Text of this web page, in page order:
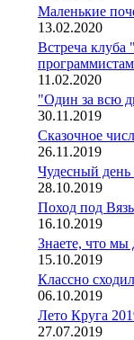
Маленькие
13.02.2020
Встреча клуба
11.02.2020
"Один за всю
30.11.2019
Сказочное
26.11.2019
Чудесный день
28.10.2019
Поход под
16.10.2019
Знаете, что мы
15.10.2019
Классно
06.10.2019
Лето Круга
27.07.2019